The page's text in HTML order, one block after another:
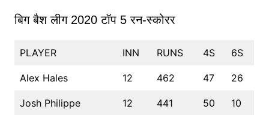
बिग बैश लीग 2020 टॉप 5 रन-स्कोरर
PLAYER INN RUNS 4S 6S
Alex Hales 12 462 47 26
Josh Philippe 12 441 50 10